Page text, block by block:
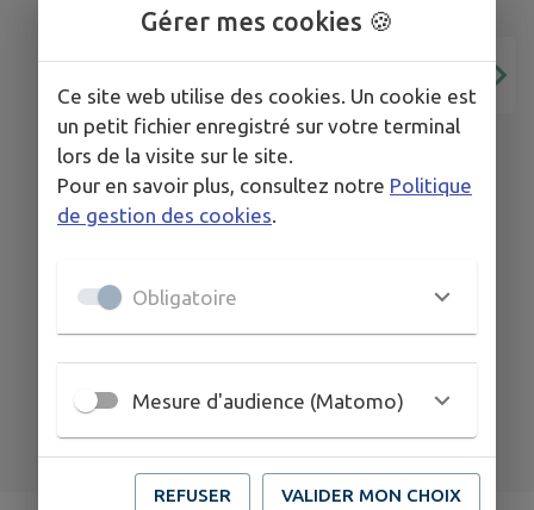
22
MAI
17
AOÛT
GIEZ
inscriptions au centre de loisirs
vacances d'été
TOUS LES ÉVÉNEMENTS
Gérer mes cookies 🍪
Ce site web utilise des cookies. Un cookie est
un petit fichier enregistré sur votre terminal
lors de la visite sur le site.
Pour en savoir plus, consultez notre Politique
de gestion des cookies.
Obligatoire
Mesure d'audience (Matomo)
REFUSER VALIDER MON CHOIX